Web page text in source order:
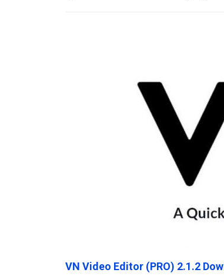
VN Video Editor (PRO) 2.1.2